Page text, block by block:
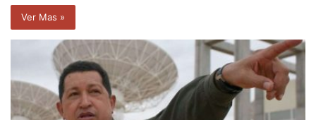
Ver Mas »